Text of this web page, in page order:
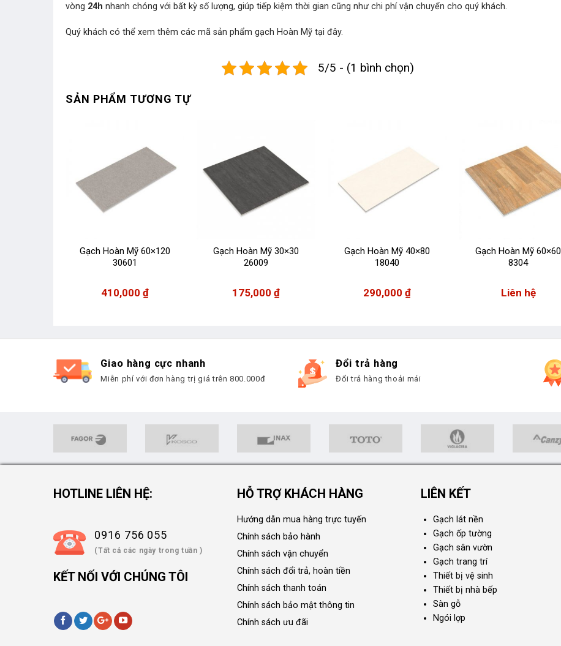
vòng 24h nhanh chóng với bất kỳ số lượng, giúp tiếp kiệm thời gian cũng như chi phí vận chuyển cho quý khách.
Quý khách có thể xem thêm các mã sản phẩm gạch Hoàn Mỹ tại đây.
5/5 - (1 bình chọn)
SẢN PHẨM TƯƠNG TỰ
Gạch Hoàn Mỹ 60×120
30601
410,000₫
Gạch Hoàn Mỹ 30×30
26009
175,000₫
Gạch Hoàn Mỹ 40×80
18040
290,000₫
Gạch Hoàn Mỹ 60×60
8304
Liên hệ
Giao hàng cực nhanh
Miễn phí với đơn hàng trị giá trên 800.000đ
Đổi trả hàng
Đổi trả hàng thoải mái
HOTLINE LIÊN HỆ:
0916 756 055
(Tất cả các ngày trong tuần )
KẾT NỐI VỚI CHÚNG TÔI
HỖ TRỢ KHÁCH HÀNG
Hướng dẫn mua hàng trực tuyến
Chính sách bảo hành
Chính sách vận chuyển
Chính sách đổi trả, hoàn tiền
Chính sách thanh toán
Chính sách bảo mật thông tin
Chính sách ưu đãi
LIÊN KẾT
Gạch lát nền
Gạch ốp tường
Gạch sân vườn
Gạch trang trí
Thiết bị vệ sinh
Thiết bị nhà bếp
Sàn gỗ
Ngói lợp